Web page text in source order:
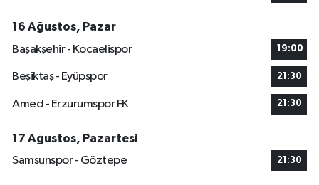
16 Ağustos, Pazar
Başakşehir - Kocaelispor
19:00
Beşiktaş - Eyüpspor 21:30
Amed - Erzurumspor FK 21:30
17 Ağustos, Pazartesi
Samsunspor - Göztepe
21:30